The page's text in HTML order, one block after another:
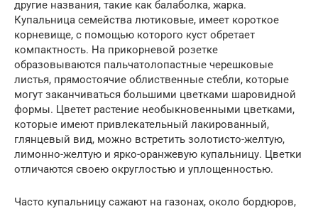
другие названия, такие как балаболка, жарка.
Купальница семейства лютиковые, имеет короткое
корневище, с помощью которого куст обретает
компактность. На прикорневой розетке
образовываются пальчатолопастные черешковые
листья, прямостоячие облиственные стебли, которые
могут заканчиваться большими цветками шаровидной
формы. Цветет растение необыкновенными цветками,
которые имеют привлекательный лакированный,
глянцевый вид, можно встретить золотисто-желтую,
лимонно-желтую и ярко-оранжевую купальницу. Цветки
отличаются своею округлостью и уплощенностью.
Часто купальницу сажают на газонах, около бордюров,